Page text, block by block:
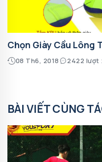
Chọn Giày Cầu Lông
08 Th6, 2018 2422 lượt
BÀI VIẾT CÙNG